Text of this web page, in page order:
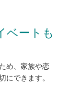
ベートも
め、家族や恋
にできます。